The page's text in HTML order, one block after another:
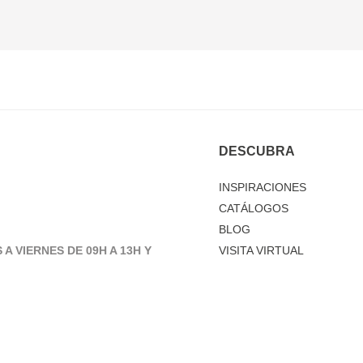
A VIERNES DE 09H A 13H Y
DESCUBRA
INSPIRACIONES
CATÁLOGOS
BLOG
VISITA VIRTUAL